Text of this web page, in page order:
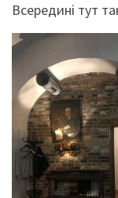
Всередині тут